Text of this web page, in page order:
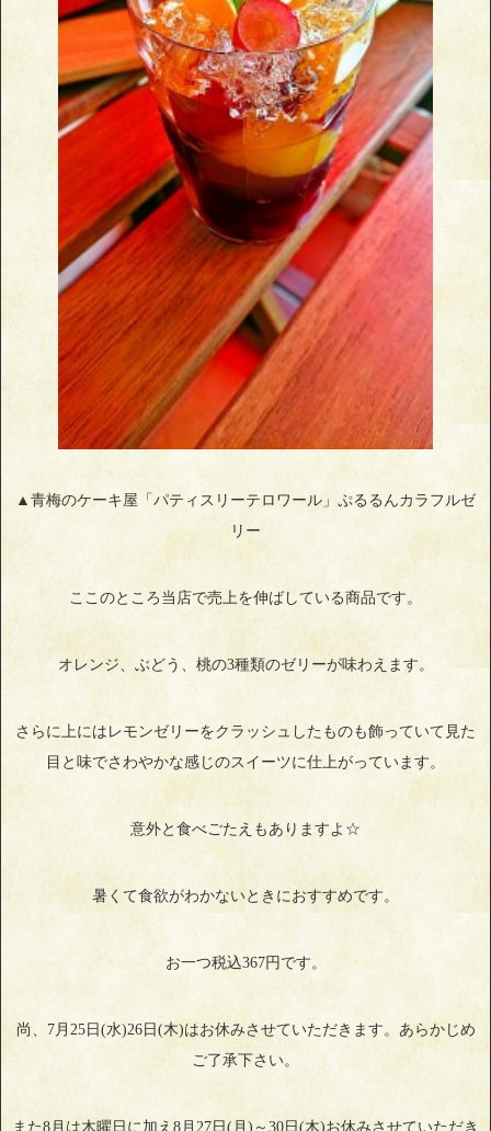
▲青梅のケーキ屋「パティスリーテロワール」ぷるるんカラフルゼ
リー
ここのところ当店で売上を伸ばしている商品です。
オレンジ、ぶどう、桃の3種類のゼリーが味わえます。
さらに上にはレモンゼリーをクラッシュしたものも飾っていて見た
目と味でさわやかな感じのスイーツに仕上がっています。
意外と食べごたえもありますよ☆
暑くて食欲がわかないときにおすすめです。
お一つ税込367円です。
尚、7月25日(水)26日(木)はお休みさせていただきます。あらかじめ
ご了承下さい。
また8月は木曜日に加え8月27日(月)～30日(木)お休みさせていただき